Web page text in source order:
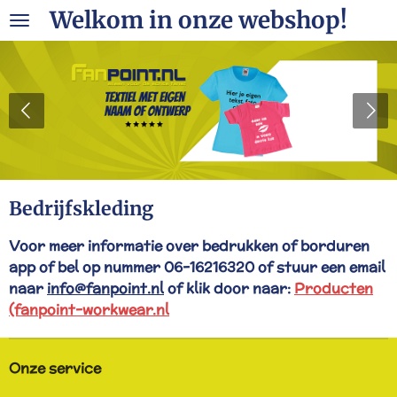
Ga
direct
naar
de
hoofdinhoud
Welkom in onze webshop!
Bedrijfskleding
Voor meer informatie over bedrukken of borduren
app of bel op nummer 06-16216320 of stuur een email
naarinfo@fanpoint.nlof klik door naar: Producten
(fanpoint-workwear.nl
Onze service